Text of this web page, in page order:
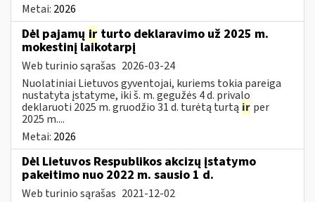
Metai: 2026
Dėl pajamų ir turto deklaravimo už 2025 m.
mokestinį laikotarpį
Web turinio sąrašas 2026-03-24
Nuolatiniai Lietuvos gyventojai, kuriems tokia pareiga
nustatyta įstatyme, iki š. m. gegužės 4 d. privalo
deklaruoti 2025 m. gruodžio 31 d. turėtą turtą ir per
2025 m....
Metai: 2026
Dėl Lietuvos Respublikos akcizų įstatymo
pakeitimo nuo 2022 m. sausio 1 d.
Web turinio sąrašas 2021-12-02